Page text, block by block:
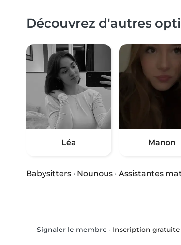
Découvrez d'autres
Léa Manon
Babysitters · Nounous · Assistantes
Signaler le membre • Inscription gratuite